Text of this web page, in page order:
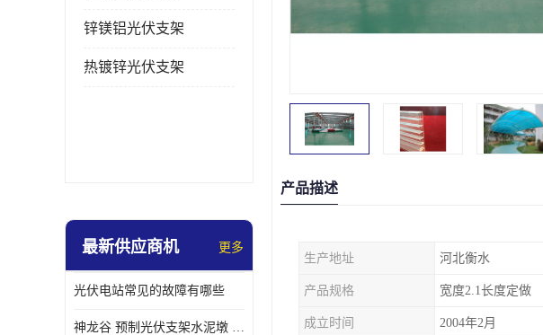
锌镁铝光伏支架
热镀锌光伏支架
最新供应商机 更多
光伏电站常见的故障有哪些
神龙谷 预制光伏支架水泥墩 抗震性能优
产品描述
生产地址 河北衡水
产品规格 宽度2.1长度定做
成立时间 2004年2月